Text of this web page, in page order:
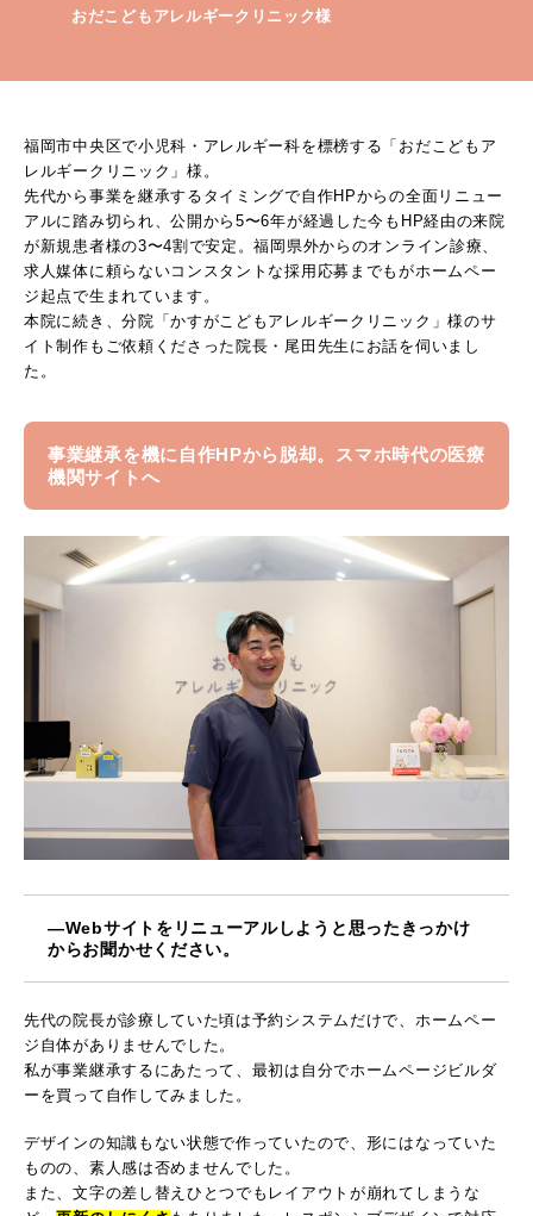
おだこどもアレルギークリニック様
福岡市中央区で小児科・アレルギー科を標榜する「おだこどもア
レルギークリニック」様。
先代から事業を継承するタイミングで自作HPからの全面リニュー
アルに踏み切られ、公開から5〜6年が経過した今もHP経由の来院
が新規患者様の3〜4割で安定。福岡県外からのオンライン診療、
求人媒体に頼らないコンスタントな採用応募までもがホームペー
ジ起点で生まれています。
本院に続き、分院「かすがこどもアレルギークリニック」様のサ
イト制作もご依頼くださった院長・尾田先生にお話を伺いまし
た。
事業継承を機に自作HPから脱却。スマホ時代の医療
機関サイトへ
―Webサイトをリニューアルしようと思ったきっかけ
からお聞かせください。
先代の院長が診療していた頃は予約システムだけで、ホームペー
ジ自体がありませんでした。
私が事業継承するにあたって、最初は自分でホームページビルダ
ーを買って自作してみました。
デザインの知識もない状態で作っていたので、形にはなっていた
ものの、素人感は否めませんでした。
また、文字の差し替えひとつでもレイアウトが崩れてしまうな